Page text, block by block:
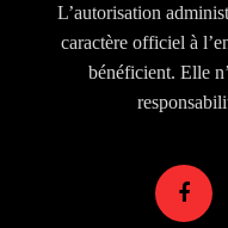
L’autorisation
caractère officiel à
bénéficient. Elle